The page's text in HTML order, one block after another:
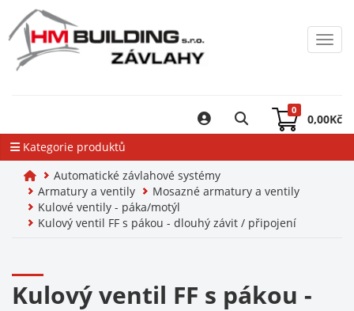
0
0,00Kč
Kategorie produktů
Automatické závlahové systémy
Armatury a ventily
Mosazné armatury a ventily
Kulové ventily - páka/motýl
Kulový ventil FF s pákou - dlouhý závit / připojení
Kulový ventil FF s pákou -